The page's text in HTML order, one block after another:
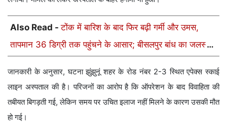
Also Read -टोंक में बारिश के बाद फिर बढ़ी गर्मी और उमस,
तापमान 36 डिग्री तक पहुंचने के आसार; बीसलपुर बांध का जलस्तर
जानकारी के अनुसार, घटना झुंझुनूं शहर के रोड नंबर 2-3 स्थित एपेक्स स्काई
लाइन अस्पताल की है। परिजनों का आरोप है कि ऑपरेशन के बाद विवाहिता की
तबीयत बिगड़ती गई, लेकिन समय पर उचित इलाज नहीं मिलने के कारण उसकी मौत
हो गई।